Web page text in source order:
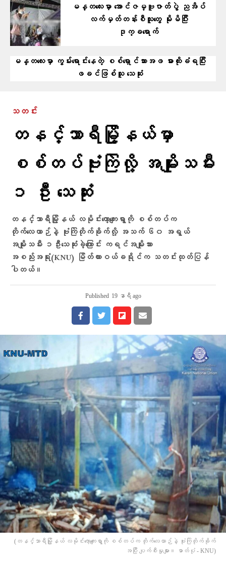
မန္တလေးမှာ အောင်ဇမ္ဗူဇာတ်ပွဲ ညအိပ်
လက်မှတ်တန်းစီသူတွေ မိုးမိပြီး
ဒုက္ခရောက်
မန္တလေးမှာ ကွမ်းရောင်းနေတဲ့ စစ်ရှောင်သားအဖ ဓားထိုးခံရပြီး
ဖခင်ဖြစ်သူ သေဆုံး
သတင်း
တနင်္သာရီမြို့နယ်မှာ
စစ်တပ်ဗုံးကြဲလို့ အမျိုးသမီး
၁ ဦး သေဆုံး
တနင်္သာရီမြို့နယ် လမိုင်းကော့ကျေးရွာကို စစ်တပ်က
တိုက်လေယာဉ်နဲ့ ဗုံးကြဲတိုက်ခိုက်လို့ အသက် ၆၀ အရွယ်
အမျိုးသမီး ၁ဦးသေဆုံးခဲ့ကြောင်း ကရင်အမျိုးသား
အစည်းအရုံး(KNU) မြိတ်ထားဝယ်ခရိုင်က သတင်းထုတ်ပြန်
ပါတယ်။
Published 19 နာရီ ago
(တနင်္သာရီမြို့နယ် လမိုင်းကော့ကျေးရွာကို စစ်တပ်က တိုက်လေယာဉ်နဲ့ ဗုံးကြဲတိုက်ခိုက်
အပြီး ပျက်စီးမှုများ။ ဓာတ်ပုံ - KNU)